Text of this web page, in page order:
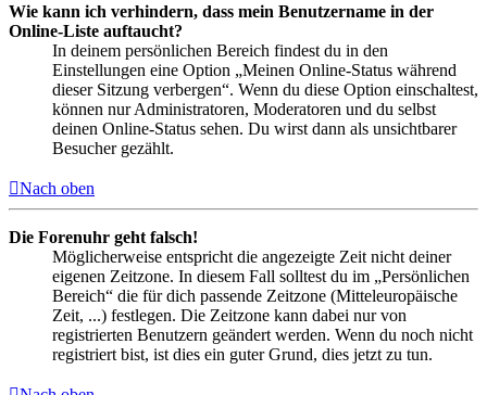
Wie kann ich verhindern, dass mein Benutzername in der
Online-Liste auftaucht?
In deinem persönlichen Bereich findest du in den
Einstellungen eine Option „Meinen Online-Status während
dieser Sitzung verbergen“. Wenn du diese Option einschaltest,
können nur Administratoren, Moderatoren und du selbst
deinen Online-Status sehen. Du wirst dann als unsichtbarer
Besucher gezählt.
Nach oben
Die Forenuhr geht falsch!
Möglicherweise entspricht die angezeigte Zeit nicht deiner
eigenen Zeitzone. In diesem Fall solltest du im „Persönlichen
Bereich“ die für dich passende Zeitzone (Mitteleuropäische
Zeit, ...) festlegen. Die Zeitzone kann dabei nur von
registrierten Benutzern geändert werden. Wenn du noch nicht
registriert bist, ist dies ein guter Grund, dies jetzt zu tun.